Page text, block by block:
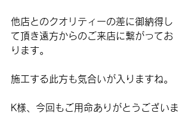
他店とのクオリティーの差に御納得し
て頂き遠方からのご来店に繋がってお
ります。
施工する此方も気合いが入りますね。
K様、今回もご用命ありがとうございま